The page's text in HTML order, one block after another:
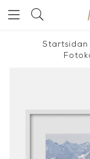
Startsidan